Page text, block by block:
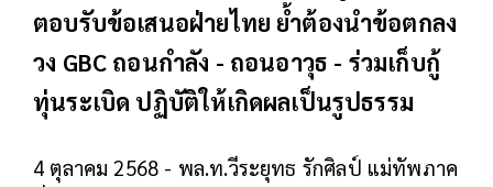
ตอบรับข้อเสนอฝ่ายไทย ย้ำต้องนำข้อตกลง
วง GBC ถอนกำลัง - ถอนอาวุธ - ร่วมเก็บกู้
ทุ่นระเบิด ปฏิบัติให้เกิดผลเป็นรูปธรรม
4 ตุลาคม 2568 - พล.ท.วีระยุทธ รักศิลป์ แม่ทัพภาค